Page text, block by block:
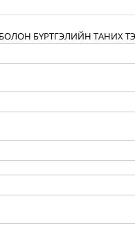
БҮРТГЭЛИЙН ТАНИХ